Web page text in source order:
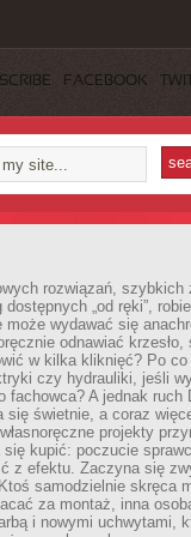
FACEBOOK
rozwiązań, szybkich
dostępnych „od ręki”,
może wydawać się
odnawiać krzesło,
w kilka kliknięć? Po
czy hydrauliki, jeśli
fachowca? A jednak ruch
się świetnie, a coraz
projekty
się kupić: poczucie
z efektu. Zaczyna się
samodzielnie skręca
za montaż, inna
i nowymi uchwytami,